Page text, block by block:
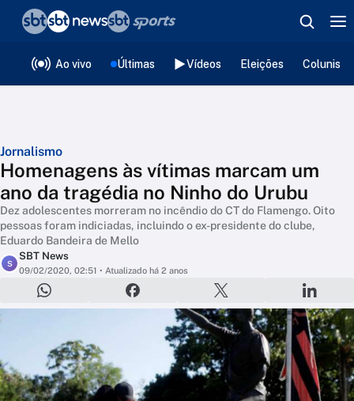
Ao vivo Últimas Vídeos Eleições
Jornalismo
Homenagens às vítimas marcam um
ano da tragédia no Ninho do Urubu
Dez adolescentes morreram no incêndio do CT do Flamengo. Oito
pessoas foram indiciadas, incluindo o ex-presidente do clube,
Eduardo Bandeira de Mello
S
SBT News
09/02/2020, 02:51 • Atualizado há 2 anos
❮voltar
Editorias